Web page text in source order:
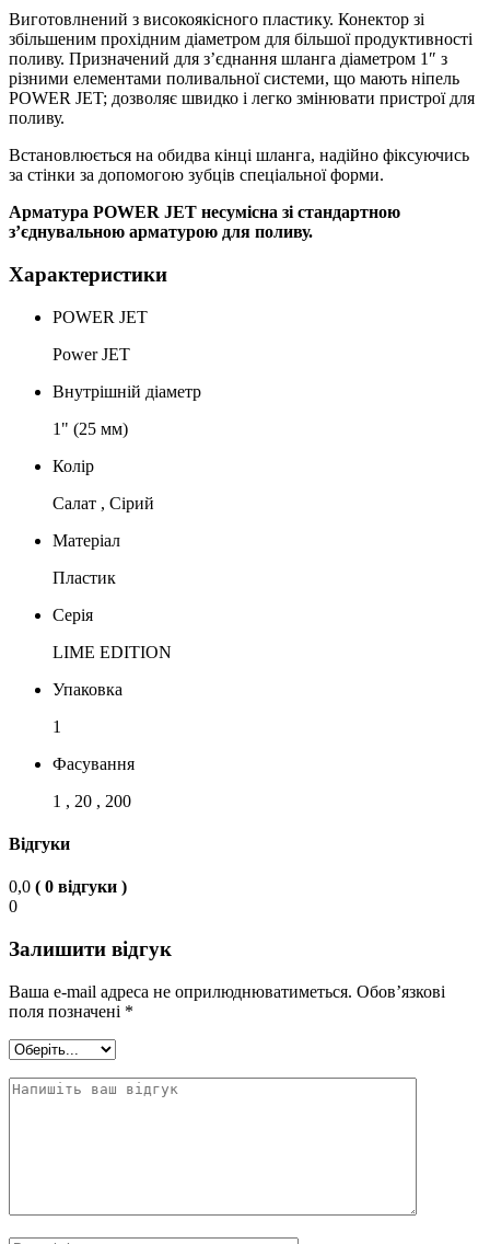
Виготовлнений з високоякісного пластику. Конектор зі
збільшеним прохідним діаметром для більшої продуктивності
поливу. Призначений для з’єднання шланга діаметром 1″ з
різними елементами поливальної системи, що мають ніпель
POWER JET; дозволяє швидко і легко змінювати пристрої для
поливу.
Встановлюється на обидва кінці шланга, надійно фіксуючись
за стінки за допомогою зубців спеціальної форми.
Арматура POWER JET несумісна зі стандартною
з’єднувальною арматурою для поливу.
Характеристики
POWER JET
Power JET
Внутрішній діаметр
1" (25 мм)
Колір
Салат , Сірий
Матеріал
Пластик
Серія
LIME EDITION
Упаковка
1
Фасування
1 , 20 , 200
Відгуки
0,0 ( 0 відгуки )
0
Залишити відгук
Ваша e-mail адреса не оприлюднюватиметься. Обов’язкові
поля позначені *